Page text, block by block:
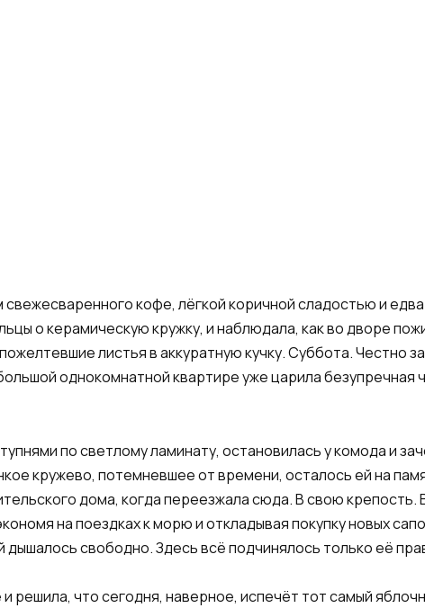
кофе, лёгкой коричной сладостью и
о керамическую кружку, и наблюдала, как во дворе
листья в аккуратную кучку. Суббота. Честно
однокомнатной квартире уже царила
по светлому ламинату, остановилась у комода и
кружево, потемневшее от времени, осталось ей на
дома, когда переезжала сюда. В свою
на поездках к морю и откладывая покупку новых
дышалось свободно. Здесь всё подчинялось только её
решила, что сегодня, наверное, испечёт тот самый